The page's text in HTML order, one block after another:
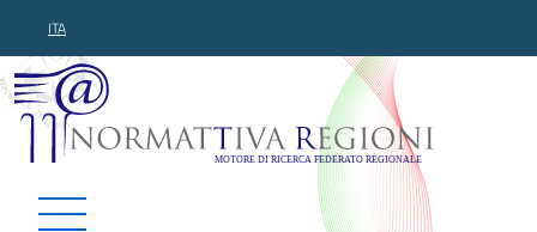
ITA
Normattiva Regioni -